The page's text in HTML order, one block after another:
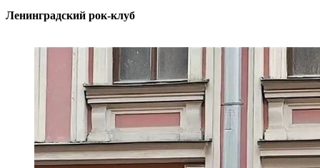
Ленинградский рок-клуб